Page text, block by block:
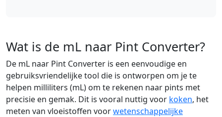
Wat is de mL naar Pint Converter?
De mL naar Pint Converter is een eenvoudige en
gebruiksvriendelijke tool die is ontworpen om je te
helpen milliliters (mL) om te rekenen naar pints met
precisie en gemak. Dit is vooral nuttig voor koken, het
meten van vloeistoffen voorwetenschappelijke